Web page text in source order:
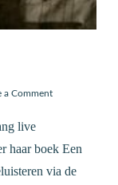
a Comment
live
haar boek Een
via de